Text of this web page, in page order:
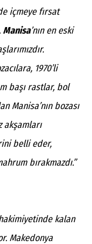
içmeye fırsat
Manisa’nın en eski
1970’li
başı rastlar, bol
Manisa’nın bozası
akşamları
belli eder,
bırakmazdı.”
kalan
Makedonya